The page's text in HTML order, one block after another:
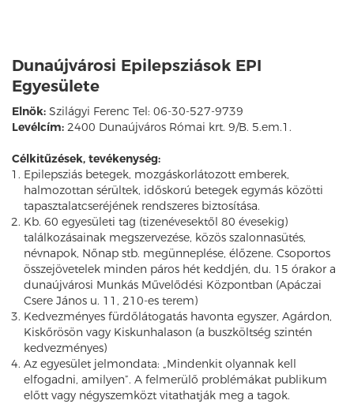
Dunaújvárosi Epilepsziások EPI
Egyesülete
Elnök: Szilágyi Ferenc Tel: 06-30-527-9739
Levélcím: 2400 Dunaújváros Római krt. 9/B. 5.em.1.
Célkitűzések, tevékenység:
Epilepsziás betegek, mozgáskorlátozott emberek,
halmozottan sérültek, időskorú betegek egymás közötti
tapasztalatcseréjének rendszeres biztosítása.
Kb. 60 egyesületi tag (tizenévesektől 80 évesekig)
találkozásainak megszervezése, közös szalonnasütés,
névnapok, Nőnap stb. megünneplése, élőzene. Csoportos
összejövetelek minden páros hét keddjén, du. 15 órakor a
dunaújvárosi Munkás Művelődési Központban (Apáczai
Csere János u. 11, 210-es terem)
Kedvezményes fürdőlátogatás havonta egyszer, Agárdon,
Kiskőrösön vagy Kiskunhalason (a buszköltség szintén
kedvezményes)
Az egyesület jelmondata: „Mindenkit olyannak kell
elfogadni, amilyen”. A felmerülő problémákat publikum
előtt vagy négyszemközt vitathatják meg a tagok.